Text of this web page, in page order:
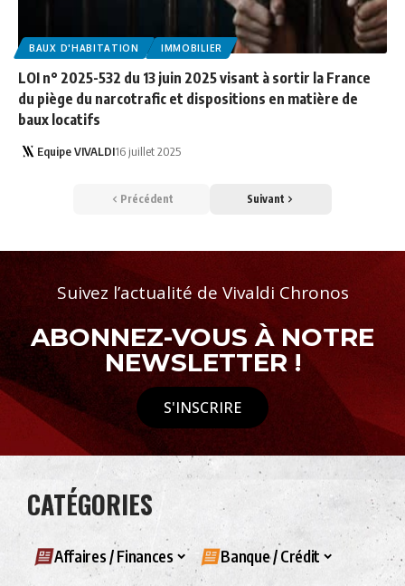
BAUX D'HABITATION IMMOBILIER
LOI n° 2025-532 du 13 juin 2025 visant à sortir la France
du piège du narcotrafic et dispositions en matière de
baux locatifs
Equipe VIVALDI16 juillet 2025
Précédent Suivant
Suivez l’actualité de Vivaldi Chronos
ABONNEZ-VOUS À NOTRE
NEWSLETTER !
S'INSCRIRE
CATÉGORIES
Affaires / Finances Banque / Crédit